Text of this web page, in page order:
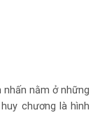
nằm ở những
chương là hình